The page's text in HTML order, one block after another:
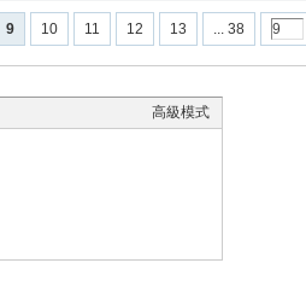
9 10 11 12 13 ... 38
高級模式